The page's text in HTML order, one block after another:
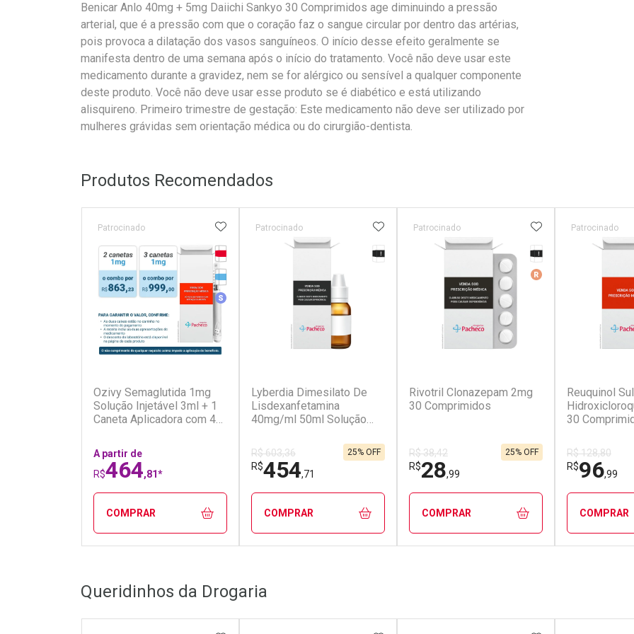
Benicar Anlo 40mg + 5mg Daiichi Sankyo 30 Comprimidos age diminuindo a pressão
arterial, que é a pressão com que o coração faz o sangue circular por dentro das artérias,
pois provoca a dilatação dos vasos sanguíneos. O início desse efeito geralmente se
manifesta dentro de uma semana após o início do tratamento. Você não deve usar este
medicamento durante a gravidez, nem se for alérgico ou sensível a qualquer componente
deste produto. Você não deve usar esse produto se é diabético e está utilizando
alisquireno. Primeiro trimestre de gestação: Este medicamento não deve ser utilizado por
mulheres grávidas sem orientação médica ou do cirurgião-dentista.
Produtos Recomendados
Ozivy Semaglutida 1mg
Solução Injetável 3ml + 1
Caneta Aplicadora com 4
Tarja Vermelha
Medicamento Refrigerado
Medicamento Similar
Patrocinado
A partir de
R$464,81*
ADICIONAR AOS FAVORITOS
COMPRAR
Laboratório
Por Menos
Lyberdia Dimesilato De
Lisdexanfetamina
40mg/ml 50ml Solução
Tarja Preta
Patrocinado
R$ 603,36
R$454,71
25% OFF
ADICIONAR AOS FAVORITOS
COMPRAR
Laboratório
Por Menos
Rivotril Clonazepam 2mg
30 Comprimidos
Tarja Preta
Medicamento De
Patrocinado
R$ 38,42
R$28,99
25% OFF
ADICIONAR AOS
COMPRAR
Reuquinol
30
Patrocinado
R$ 128,80
R$96,99
COMPRAR
Queridinhos da Drogaria